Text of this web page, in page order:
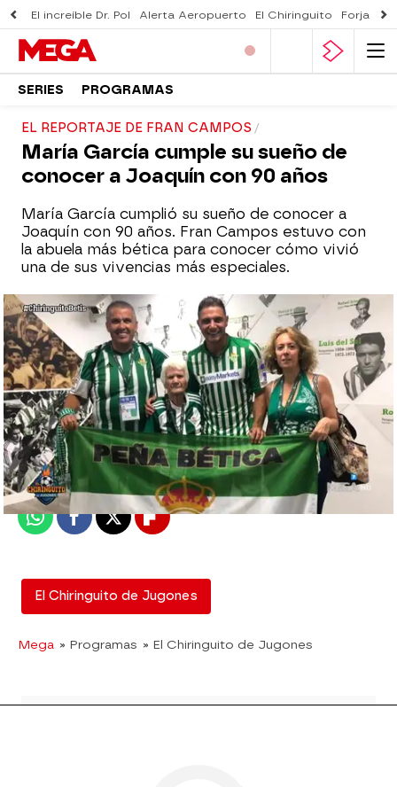
El increíble Dr. Pol Alerta Aeropuerto El Chiringuito Forjado
SERIES PROGRAMAS
EL REPORTAJE DE FRAN CAMPOS
María García cumple su sueño de
conocer a Joaquín con 90 años
María García cumplió su sueño de conocer a
Joaquín con 90 años. Fran Campos estuvo con
la abuela más bética para conocer cómo vivió
una de sus vivencias más especiales.
El Chiringuito
Madrid
Publicado: 03 de septiembre de 2019, 03:12
WhatsappFacebook
X Flipboard
El Chiringuito de Jugones
Mega » Programas » El Chiringuito de Jugones